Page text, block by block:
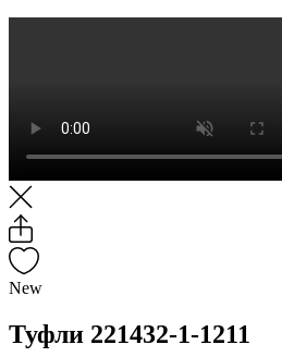
New
Туфли 221432-1-1211